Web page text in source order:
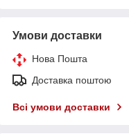
Умови доставки
Нова Пошта
Доставка поштою
Всі умови доставки